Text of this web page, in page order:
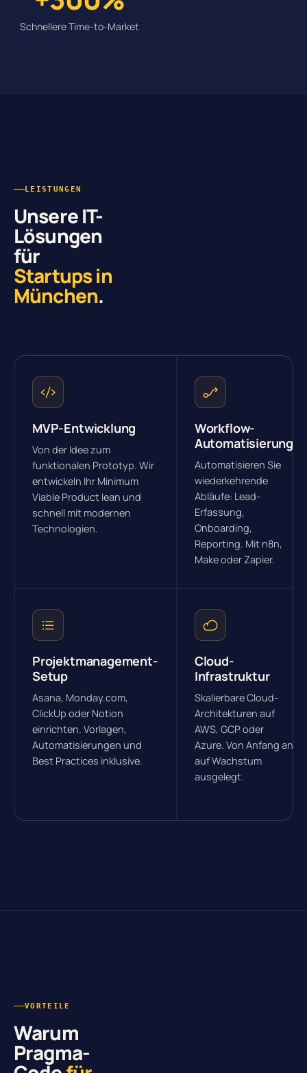
Schnellere Time-to-Market
LEISTUNGEN
Unsere IT-
Lösungen
für
Startups in
München.
MVP-Entwicklung
Von der Idee zum
funktionalen Prototyp. Wir
entwickeln Ihr Minimum
Viable Product lean und
schnell mit modernen
Technologien.
Workflow-
Automatisierung
Automatisieren Sie
wiederkehrende
Abläufe: Lead-
Erfassung,
Onboarding,
Reporting. Mit n8n,
Make oder Zapier.
Projektmanagement-
Setup
Asana, Monday.com,
ClickUp oder Notion
einrichten. Vorlagen,
Automatisierungen und
Best Practices inklusive.
Cloud-
Infrastruktur
Skalierbare Cloud-
Architekturen auf
AWS, GCP oder
Azure. Von Anfang an
auf Wachstum
ausgelegt.
VORTEILE
Warum
Pragma-